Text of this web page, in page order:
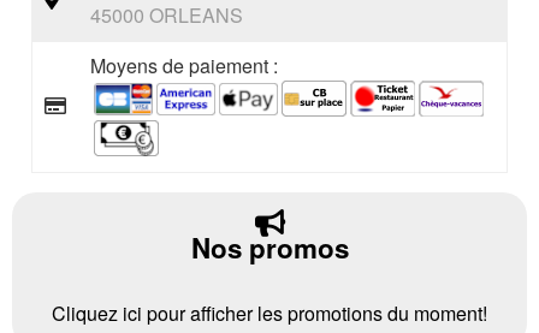
45000 ORLEANS
Moyens de paiement :
Nos promos
Cliquez ici pour afficher les promotions du moment!